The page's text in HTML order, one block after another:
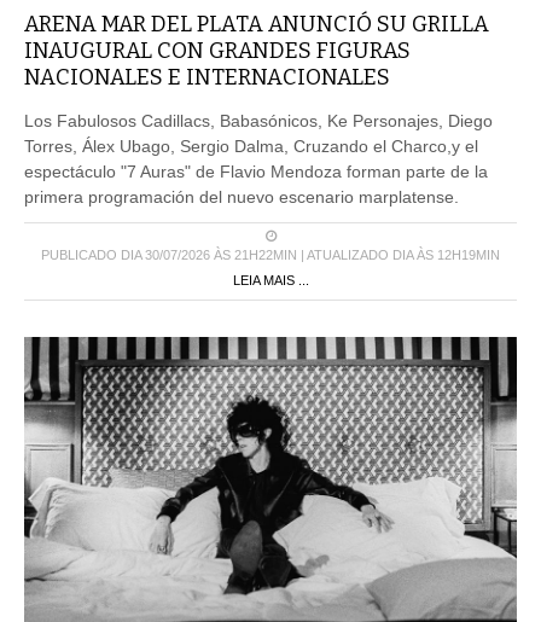
ARENA MAR DEL PLATA ANUNCIÓ SU GRILLA
INAUGURAL CON GRANDES FIGURAS
NACIONALES E INTERNACIONALES
Los Fabulosos Cadillacs, Babasónicos, Ke Personajes, Diego
Torres, Álex Ubago, Sergio Dalma, Cruzando el Charco,y el
espectáculo "7 Auras" de Flavio Mendoza forman parte de la
primera programación del nuevo escenario marplatense.
PUBLICADO DIA 30/07/2026 ÀS 21H22MIN | ATUALIZADO DIA ÀS 12H19MIN
LEIA MAIS ...